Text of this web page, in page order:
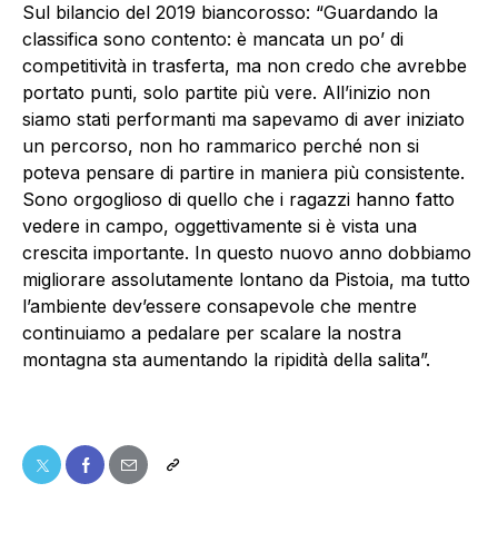
Sul bilancio del 2019 biancorosso: “Guardando la
classifica sono contento: è mancata un po’ di
competitività in trasferta, ma non credo che avrebbe
portato punti, solo partite più vere. All’inizio non
siamo stati performanti ma sapevamo di aver iniziato
un percorso, non ho rammarico perché non si
poteva pensare di partire in maniera più consistente.
Sono orgoglioso di quello che i ragazzi hanno fatto
vedere in campo, oggettivamente si è vista una
crescita importante. In questo nuovo anno dobbiamo
migliorare assolutamente lontano da Pistoia, ma tutto
l’ambiente dev’essere consapevole che mentre
continuiamo a pedalare per scalare la nostra
montagna sta aumentando la ripidità della salita”.